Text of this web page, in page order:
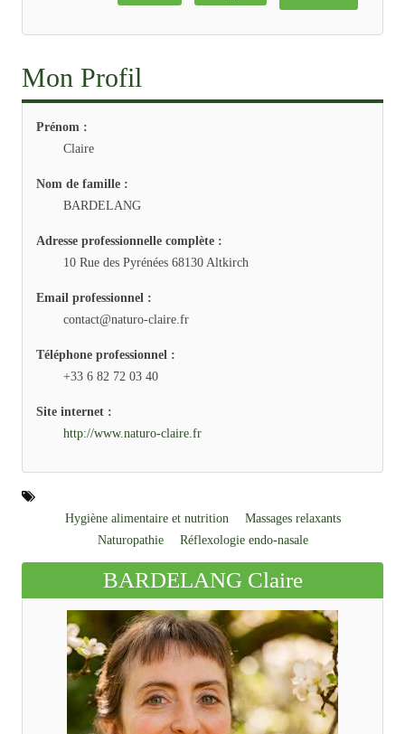
Mon Profil
Prénom :
Claire
Nom de famille :
BARDELANG
Adresse professionnelle complète :
10 Rue des Pyrénées 68130 Altkirch
Email professionnel :
contact@naturo-claire.fr
Téléphone professionnel :
+33 6 82 72 03 40
Site internet :
http://www.naturo-claire.fr
Hygiène alimentaire et nutrition
Massages relaxants
Naturopathie
Réflexologie endo-nasale
BARDELANG Claire